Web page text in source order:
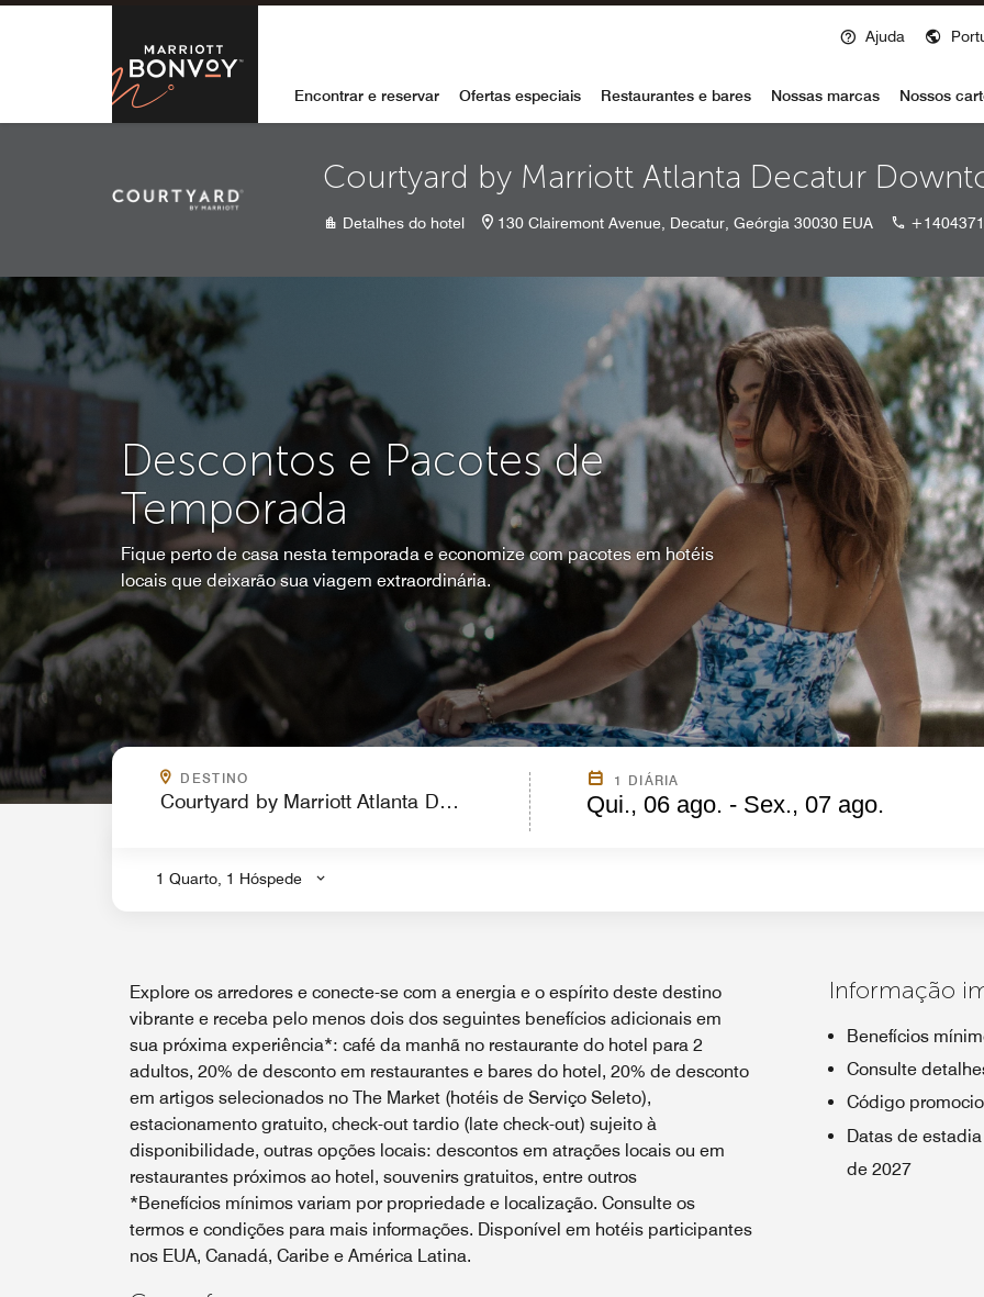
Skip to Content
Marriott Bonvoy
Ajuda
Encontrar e reservar Ofertas especiais Restaurantes e bares Nossas marcas Nossos
Courtyard by Marriott Atlanta Decatur
Detalhes do hotel 130 Clairemont Avenue, Decatur, Geórgia 30030 EUA
Descontos e Pacotes de
Temporada
Fique perto de casa nesta temporada e economize com pacotes em hotéis
locais que deixarão sua viagem extraordinária.
DESTINO
.
1 DIÁRIA
Qui., 06 ago. - Sex., 07 ago.
1 Quarto, 1 Hóspede
Explore os arredores e conecte-se com a energia e o espírito deste destino
vibrante e receba pelo menos dois dos seguintes benefícios adicionais em
sua próxima experiência*: café da manhã no restaurante do hotel para 2
adultos, 20% de desconto em restaurantes e bares do hotel, 20% de desconto
em artigos selecionados no The Market (hotéis de Serviço Seleto),
estacionamento gratuito, check-out tardio (late check-out) sujeito à
disponibilidade, outras opções locais: descontos em atrações locais ou em
restaurantes próximos ao hotel, souvenirs gratuitos, entre outros
*Benefícios mínimos variam por propriedade e localização. Consulte os
termos e condições para mais informações. Disponível em hotéis participantes
nos EUA, Canadá, Caribe e América Latina.
Informação
Benefícios
Consulte
Código
Datas de
de 2027